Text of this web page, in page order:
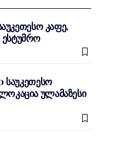
კაფე,
საუკეთესო
ულამაზესი